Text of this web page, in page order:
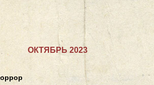
ОКТЯБРЬ 2023